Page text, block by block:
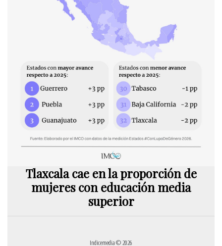
Tlaxcala cae en la proporción de
mujeres con educación media
superior
Indicemedia © 2026